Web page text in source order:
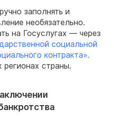
заполнять и
необязательно.
на Госуслугах — через
социальной
контракта».
регионах страны.